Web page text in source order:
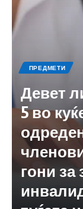
ПРЕДМЕТИ
Девет
5 во
гони за